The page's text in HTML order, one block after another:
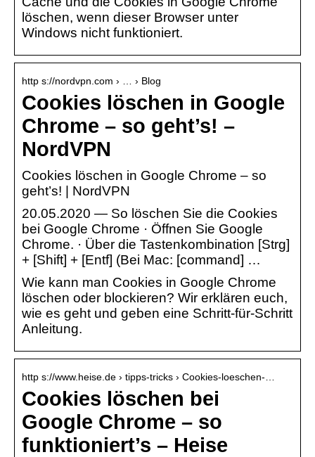
löschen, wenn dieser Browser unter
Windows nicht funktioniert.
http s://nordvpn.com › … › Blog
Cookies löschen in Google
Chrome – so geht’s! –
NordVPN
Cookies löschen in Google Chrome – so
geht’s! | NordVPN
20.05.2020 — So löschen Sie die Cookies
bei Google Chrome · Öffnen Sie Google
Chrome. · Über die Tastenkombination [Strg]
+ [Shift] + [Entf] (Bei Mac: [command] …
Wie kann man Cookies in Google Chrome
löschen oder blockieren? Wir erklären euch,
wie es geht und geben eine Schritt-für-Schritt
Anleitung.
http s://www.heise.de › tipps-tricks › Cookies-loeschen-…
Cookies löschen bei
Google Chrome – so
funktioniert’s – Heise